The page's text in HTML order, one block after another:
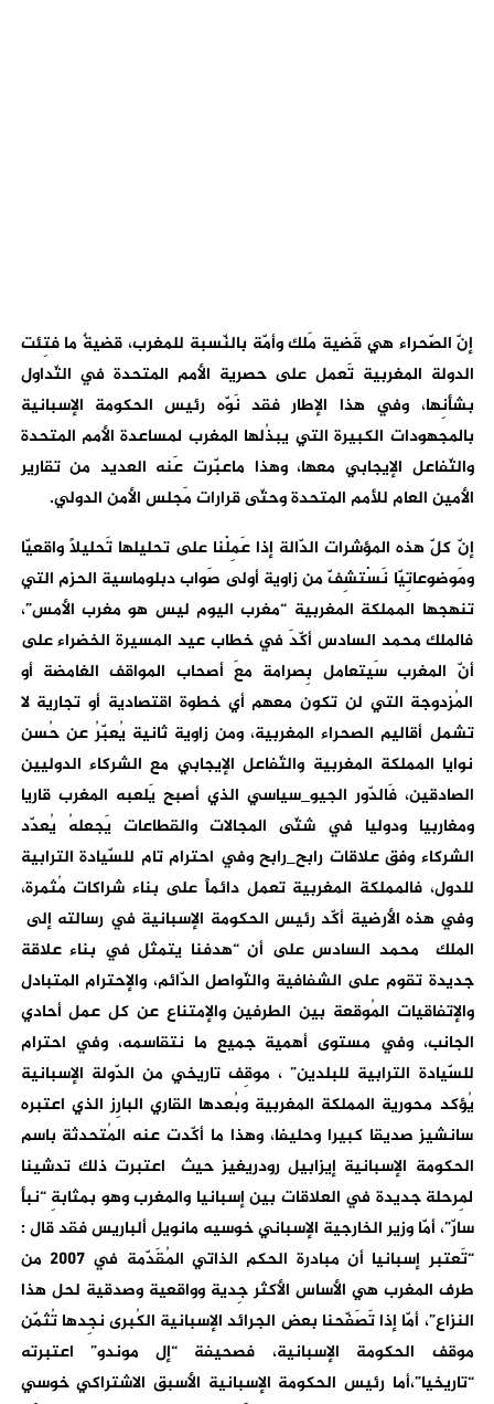
إنّ الصّحراء هي قَضية مَلك وأمّة بالنّسبة للمغرب، قضيةٌ ما فتِئت
الدولة المغربية تَعمل على حصرية الأمم المتحدة في التّداول
بشأنِها، وفي هذا الإطار فقد نَوّه رئيس الحكومة الإسبانية
بالمجهودات الكبيرة التي يبذُلها المغرب لمساعدة الأمم المتحدة
والتّفاعل الإيجابي معها، وهذا ماعبّرت عَنه العديد من تقارير
الأمين العام للأمم المتحدة وحتّى قرارات مَجلس الأمن الدولي.
إنّ كلّ هذه المؤشرات الدّالة إذا عَمِلْنا على تحليلها تَحليلاً واقعيّا
ومَوضوعاتِيّا نَسْتشِفّ من زاوية أولى صَواب دبلوماسية الحزم التي
تنهجها المملكة المغربية “مغرب اليوم ليس هو مغرب الأمس”،
فالملك محمد السادس أكّدَ في خطاب عيد المسيرة الخضراء على
أنّ المغرب سَيتعامل بِصرامة معَ أصحاب المواقف الغامضة أو
المُزدوجة التي لن تكون معهم أي خطوة اقتصادية أو تجارية لا
تشمل أقاليم الصحراء المغربية، ومن زاوية ثانية يُعبّرُ عن حُسن
نوايا المملكة المغربية والتّفاعل الإيجابي مع الشرکاء الدوليين
الصادقين، فَالدّور الجيو_سياسي الذي أصبح يَلعبه المغرب قاريا
ومغاربيا ودوليا في شتّى المجالات والقطاعات يَجعلهُ يُعدّد
الشركاء وفق علاقات رابح_رابح وفي احترام تام للسّيادة الترابية
للدول، فالمملكة المغربية تعمل دائماً على بناء شراكات مُثمرة،
وفي هذه الأرضية أكّد رئيس الحكومة الإسبانية في رسالته إلى
الملك محمد السادس على أن “هدفنا يتمثل في بناء علاقة
جديدة تقوم على الشفافية والتّواصل الدّائم، والإحترام المتبادل
والإتفاقيات المُوقعة بين الطرفين والإمتناع عن كل عمل أحادي
الجانب، وفي مستوى أهمية جميع ما نتقاسمه، وفي احترام
للسّيادة الترابية للبلدين” ، موقِف تاريخي من الدّولة الإسبانية
يُؤكد محورية المملكة المغربية وبُعدها القاري البارِز الذي اعتبره
سانشيز صديقا كبيرا وحليفا، وهذا ما أكّدت عنه المُتحدثة باسم
الحكومة الإسبانية إيزابيل رودريغيز حيث اعتبرت ذلك تدشينا
لِمرحلة جديدة في العلاقات بين إسبانيا والمغرب وهو بمثابةِ “نبأ
سارّ”، أمّا وزير الخارجية الإسباني خوسيه مانويل ألباريس فقد قال :
“تَعتبر إسبانيا أن مبادرة الحكم الذاتي المُقَدّمة في 2007 من
طرف المغرب هي الأساس الأكثر جِدية وواقعية وصدقية لحل هذا
النزاع”، أمّا إذا تَصَفّحنا بعض الجرائد الإسبانية الكُبرى نجِدها تُثمّن
موقف الحكومة الإسبانية، فصحيفة “إل موندو” اعتبرته
“تاريخيا”،أما رئيس الحكومة الإسبانية الأسبق الاشتراكي خوسي